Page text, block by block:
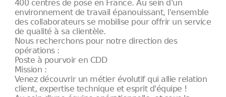
400 centres de pose en France. Au sein d'un
environnement de travail épanouissant, l'ensemble
des collaborateurs se mobilise pour offrir un service
de qualité à sa clientèle.
Nous recherchons pour notre direction des
opérations :
Poste à pourvoir en CDD
Mission :
Venez découvrir un métier évolutif qui allie relation
client, expertise technique et esprit d'équipe !